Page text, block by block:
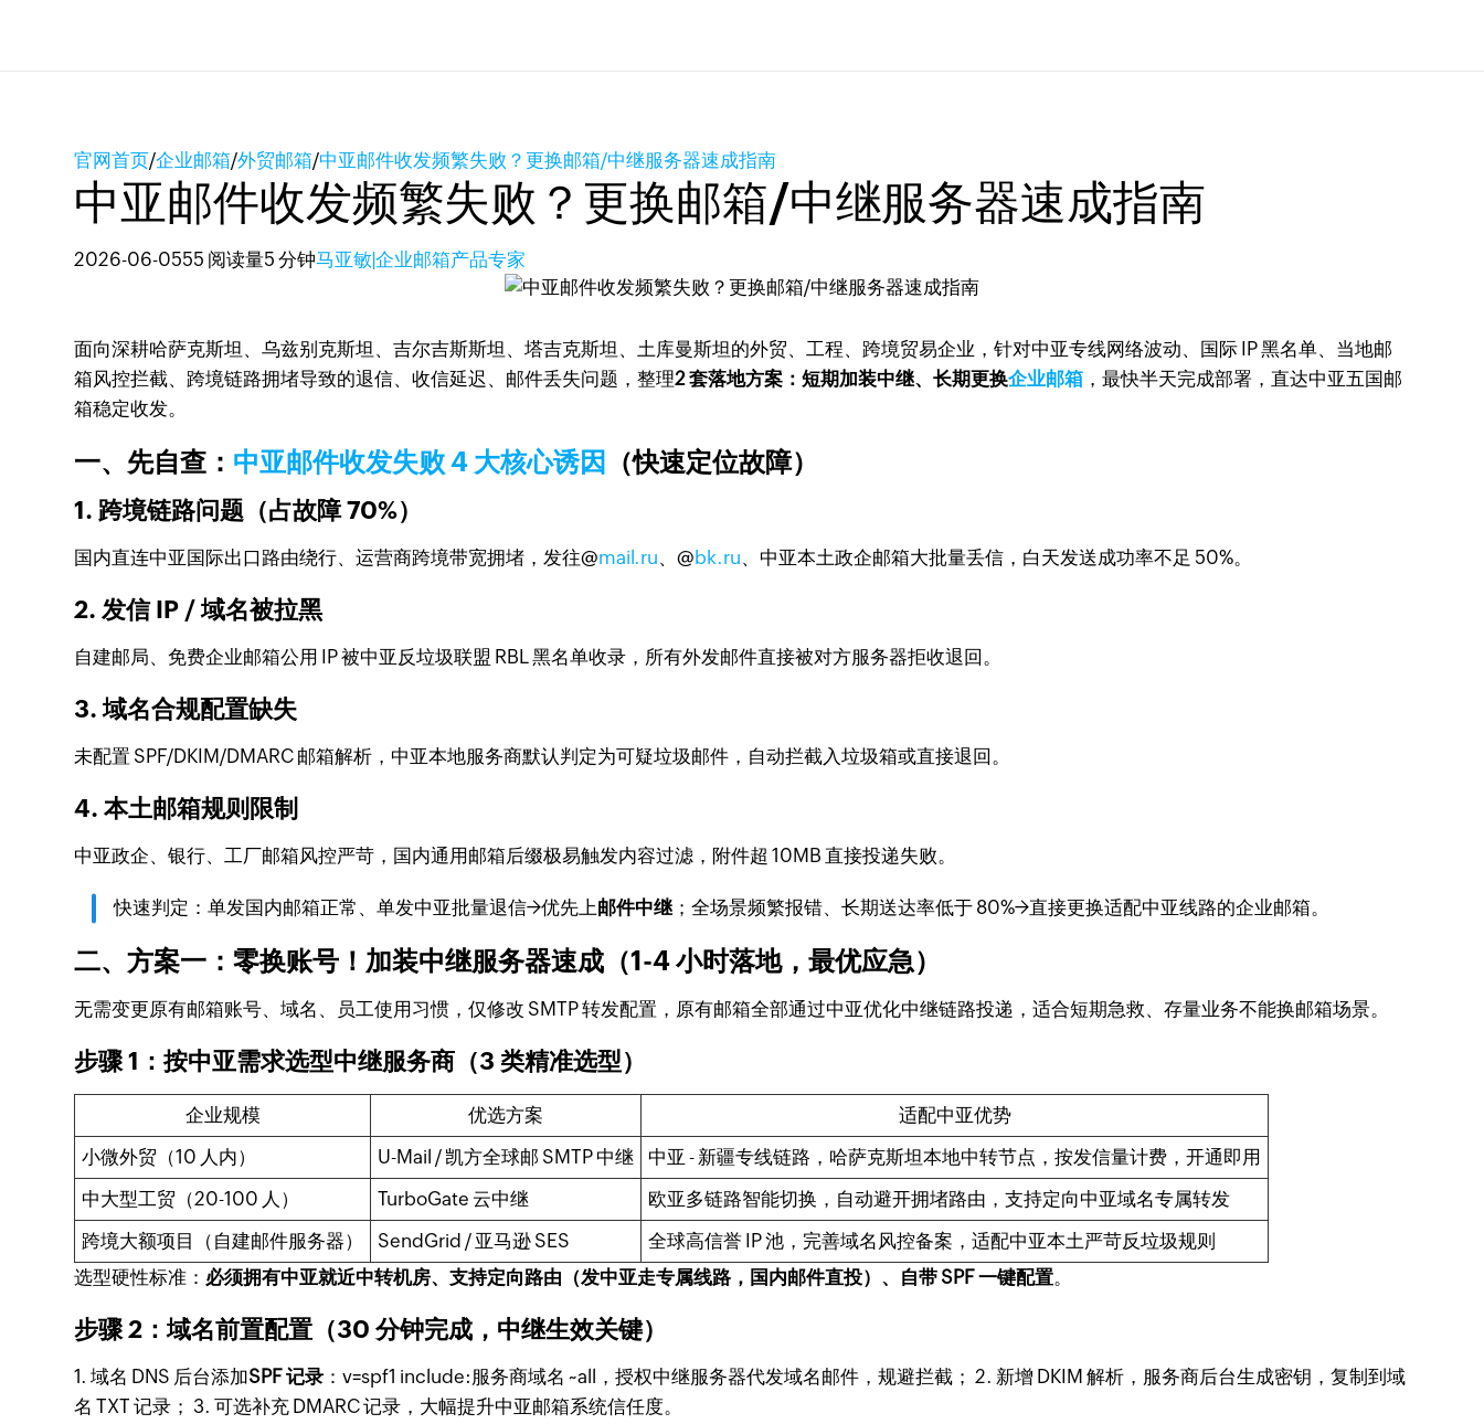
官网首页/企业邮箱/外贸邮箱/中亚邮件收发频繁失败？更换邮箱/中继服务器速成指南
中亚邮件收发频繁失败？更换邮箱/中继服务器速成指南
2026-06-0555 阅读量5 分钟马亚敏|企业邮箱产品专家
面向深耕哈萨克斯坦、乌兹别克斯坦、吉尔吉斯斯坦、塔吉克斯坦、土库曼斯坦的外贸、工程、跨境贸易企业，针对中亚专线网络波动、国际 IP 黑名单、当地邮
箱风控拦截、跨境链路拥堵导致的退信、收信延迟、邮件丢失问题，整理2 套落地方案：短期加装中继、长期更换企业邮箱 ，最快半天完成部署，直达中亚五国邮
箱稳定收发。
一、先自查： 中亚邮件收发失败 4 大核心诱因 （快速定位故障）
1. 跨境链路问题（占故障 70%）
国内直连中亚国际出口路由绕行、运营商跨境带宽拥堵，发往@mail.ru、@bk.ru、中亚本土政企邮箱大批量丢信，白天发送成功率不足 50%。
2. 发信 IP / 域名被拉黑
自建邮局、免费企业邮箱公用 IP 被中亚反垃圾联盟 RBL 黑名单收录，所有外发邮件直接被对方服务器拒收退回。
3. 域名合规配置缺失
未配置 SPF/DKIM/DMARC 邮箱解析，中亚本地服务商默认判定为可疑垃圾邮件，自动拦截入垃圾箱或直接退回。
4. 本土邮箱规则限制
中亚政企、银行、工厂邮箱风控严苛，国内通用邮箱后缀极易触发内容过滤，附件超 10MB 直接投递失败。
快速判定：单发国内邮箱正常、单发中亚批量退信→优先上邮件中继 ；全场景频繁报错、长期送达率低于 80%→直接更换适配中亚线路的企业邮箱。
二、方案一：零换账号！加装中继服务器速成（1-4 小时落地，最优应急）
无需变更原有邮箱账号、域名、员工使用习惯，仅修改 SMTP 转发配置，原有邮箱全部通过中亚优化中继链路投递，适合短期急救、存量业务不能换邮箱场景。
步骤 1：按中亚需求选型中继服务商（3 类精准选型）
企业规模 优选方案
适配中亚优势
小微外贸（10 人内）
U-Mail / 凯方全球邮 SMTP 中继
中亚 - 新疆专线链路，哈萨克斯坦本地中转节点，按发信量计费，开通即用
中大型工贸（20-100 人）
TurboGate 云中继
欧亚多链路智能切换，自动避开拥堵路由，支持定向中亚域名专属转发
跨境大额项目（自建邮件服务器）
SendGrid / 亚马逊 SES
全球高信誉 IP 池，完善域名风控备案，适配中亚本土严苛反垃圾规则
选型硬性标准： 必须拥有中亚就近中转机房、支持定向路由（发中亚走专属线路，国内邮件直投）、自带 SPF 一键配置。
步骤 2：域名前置配置（30 分钟完成，中继生效关键）
1. 域名 DNS 后台添加SPF 记录 ：v=spf1 include:服务商域名 ~all
，授权中继服务器代发域名邮件，规避拦截； 2. 新增 DKIM 解析，服务商后台生成密钥，复制到域
名 TXT 记录； 3. 可选补充 DMARC 记录，大幅提升中亚邮箱系统信任度。